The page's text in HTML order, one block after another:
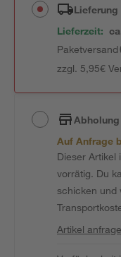
Lieferung
Lieferzeit:
Paketversand
zzgl. 5,95€
Auf Anfrage
Dieser
vorrätig. Du
schicken und
Artikel